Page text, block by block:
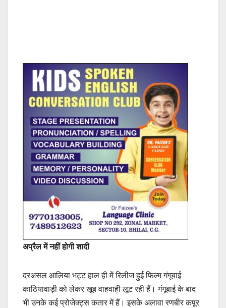
अप्रैल में नहीं होगी शादी
दरअसल आलिया भट्ट हाल ही में रिलीज हुई फिल्म गंगूबाई
काठियावाड़ी को लेकर खूब वाहवाही लूट रही हैं। गंगूबाई के बाद
भी उनके कई प्रोजेक्ट्स कतार में हैं। इसके अलावा रणबीर कपूर